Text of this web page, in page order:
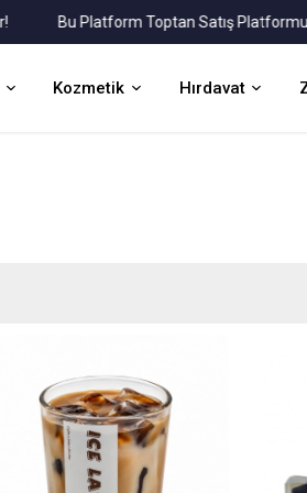
Bu Platform Toptan Satış Platformudur.
Kozmetik Hırdavat